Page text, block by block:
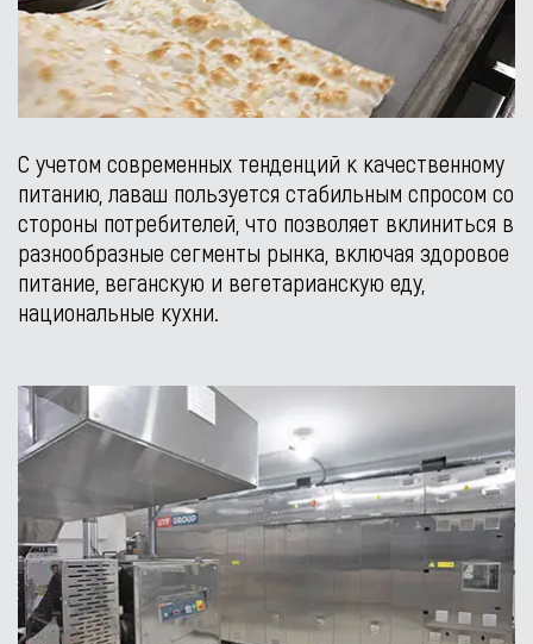
С учетом современных тенденций к качественному
питанию, лаваш пользуется стабильным спросом со
стороны потребителей, что позволяет вклиниться в
разнообразные сегменты рынка, включая здоровое
питание, веганскую и вегетарианскую еду,
национальные кухни.